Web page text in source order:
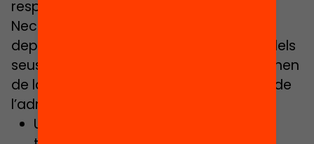
resposta real.
Necessitem avançar en aspectes que
depenen dels centres i de la formació dels
seus equips, així com d’altres que depenen
de la sensibilitat i l’aposta real per part de
l’administració:
Un centre educatiu pensat per a